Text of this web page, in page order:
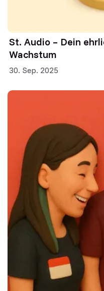
St. Audio – Dein
Wachstum
30. Sep. 2025